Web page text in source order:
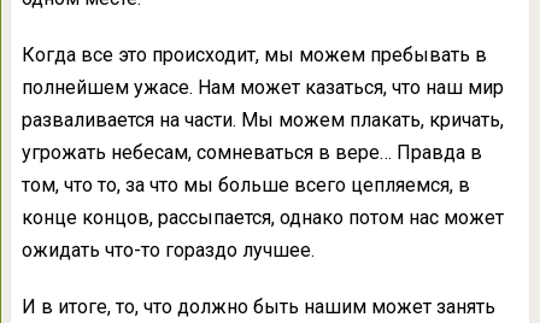
Когда все это происходит, мы можем пребывать в
полнейшем ужасе. Нам может казаться, что наш мир
разваливается на части. Мы можем плакать, кричать,
угрожать небесам, сомневаться в вере… Правда в
том, что то, за что мы больше всего цепляемся, в
конце концов, рассыпается, однако потом нас может
ожидать что-то гораздо лучшее.
И в итоге, то, что должно быть нашим может занять